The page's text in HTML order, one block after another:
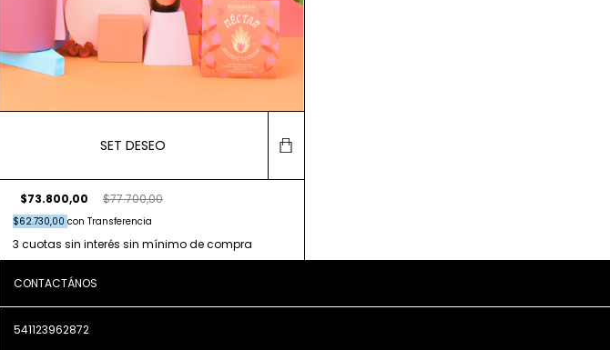
SET DESEO
$73.800,00 $77.700,00
$62.730,00 con Transferencia
CONTACTÁNOS
541123962872